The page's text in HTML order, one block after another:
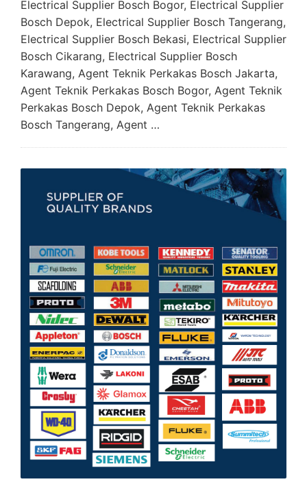
Electrical Supplier Bosch Bogor, Electrical Supplier
Bosch Depok, Electrical Supplier Bosch Tangerang,
Electrical Supplier Bosch Bekasi, Electrical Supplier
Bosch Cikarang, Electrical Supplier Bosch
Karawang, Agent Teknik Perkakas Bosch Jakarta,
Agent Teknik Perkakas Bosch Bogor, Agent Teknik
Perkakas Bosch Depok, Agent Teknik Perkakas
Bosch Tangerang, Agent …